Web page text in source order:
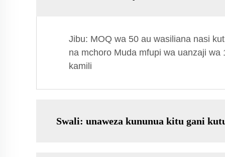
Jibu: MOQ wa 50 au wasiliana nasi
na mchoro Muda mfupi wa uanzaji
kamili
Swali: unaweza kununua kitu gani